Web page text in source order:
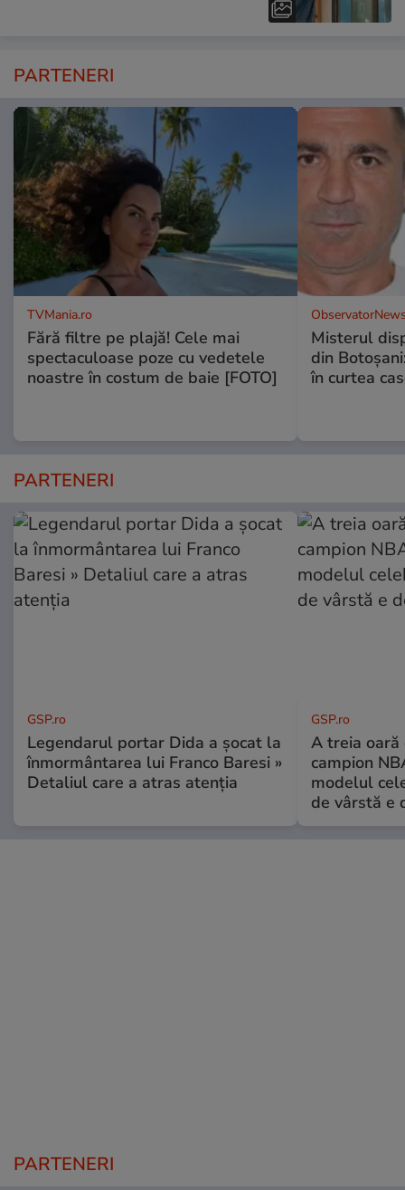
PARTENERI
TVMania.ro
Fără filtre pe plajă! Cele mai
spectaculoase poze cu vedetele
noastre în costum de baie [FOTO]
Misterul
din
în curtea
PARTENERI
GSP.ro
Legendarul portar Dida a șocat la
înmormântarea lui Franco Baresi »
Detaliul care a atras atenția
GSP.ro
A treia oară
campion
modelul
de vârstă e
PARTENERI